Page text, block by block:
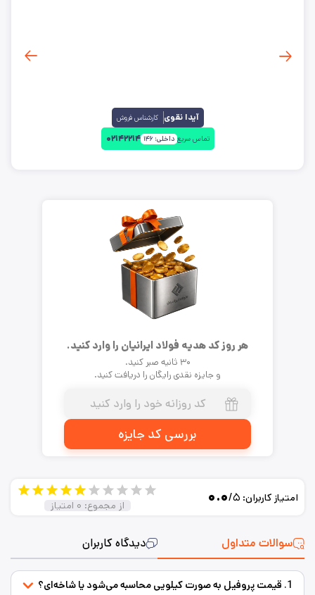
آیدا نقوی کارشناس فروش
تماس سریع داخلی:۱۴۶ ۰۲۱۴۲۲۱۴
هر روز کد هدیه فولاد ایرانیان را وارد کنید.
۳۰ ثانیه صبر کنید.
و جایزه نقدی رایگان را دریافت کنید.
بررسی کد جایزه
سوالات متداول دیدگاه کاربران
امتیاز کاربران: ۰.۰/۵
از مجموع: ۰ امتیاز
1. قیمت پروفیل به صورت کیلویی محاسبه می‌شود یا شاخه‌ای؟